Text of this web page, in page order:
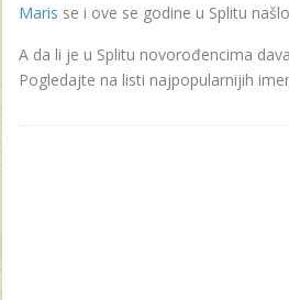
Maris se i ove se godine u Splitu
A da li je u Splitu novorođencima
Pogledajte na listi najpopularnijih